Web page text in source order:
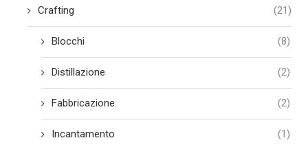
Crafting (21)
Blocchi (8)
Distillazione (2)
Fabbricazione (2)
Incantamento (1)